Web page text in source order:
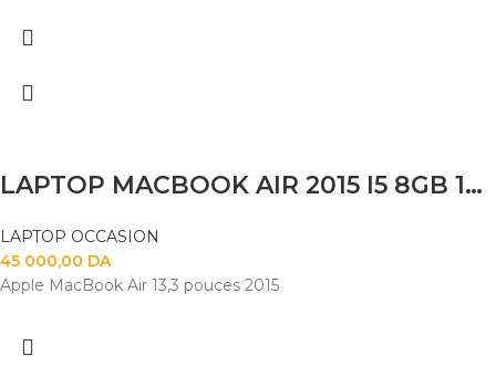
LAPTOP MACBOOK AIR 2015 I5 8GB 120SSD 14
LAPTOP OCCASION
45 000,00 DA
Apple MacBook Air 13,3 pouces 2015